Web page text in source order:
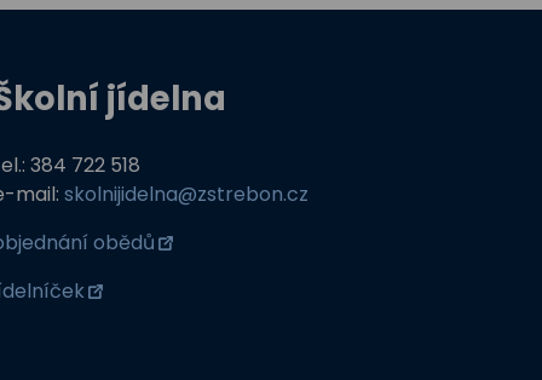
jídelna
384 722 518
mail:skolnijidelna@zstrebon.cz
obědů